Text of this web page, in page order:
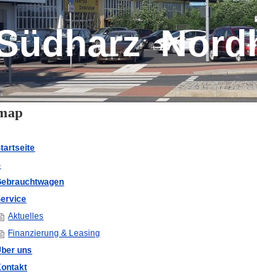
Aktuelles
Finanzierung & Leasing
uns